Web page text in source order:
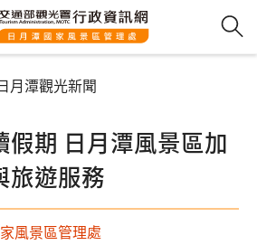
月潭觀光新聞
假期 日月潭風景區加
旅遊服務
風景區管理處